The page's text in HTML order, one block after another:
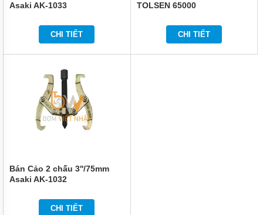
Asaki AK-1033
CHI TIẾT
TOLSEN 65000
CHI TIẾT
Bán Cảo 2 chấu 3''/75mm
Asaki AK-1032
CHI TIẾT